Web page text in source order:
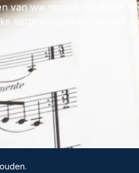
van wie muziek maakt en
vergoedingen en respect